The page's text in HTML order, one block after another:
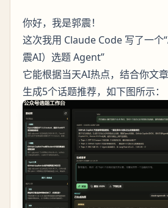
你好，我是郭震！
这次我用 Claude Code 写了一个
震AI）选题 Agent”
它能根据当天AI热点，结合你文
生成5个话题推荐，如下图所示：